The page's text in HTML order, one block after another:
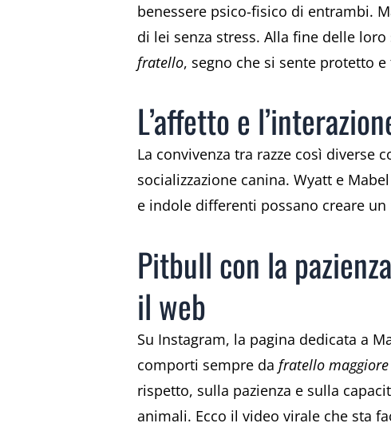
benessere psico-fisico di entrambi.
di lei senza stress. Alla fine delle
fratello, segno che si sente protetto
L’affetto e
La convivenza tra razze così diverse
socializzazione canina. Wyatt e
e indole differenti possano creare
Pitbull con la
il web
Su Instagram, la pagina dedicata a
comporti sempre da fratello maggiore
rispetto, sulla pazienza e sulla
animali. Ecco il video virale che sta